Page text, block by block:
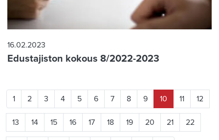
16.02.2023
Edustajiston kokous 8/2022-2023
1 2 3 4 5 6 7 8 9 10 11 12
13 14 15 16 17 18 19 20 21 22